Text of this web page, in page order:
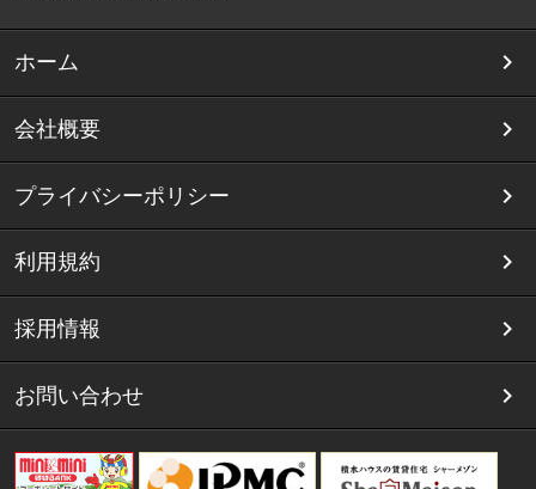
ホーム
会社概要
プライバシーポリシー
利用規約
採用情報
お問い合わせ